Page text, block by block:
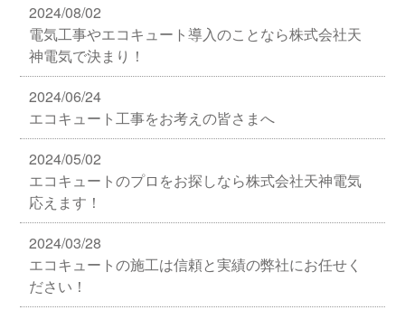
2024/08/02
電気工事やエコキュート導入のことなら株式会社天
神電気で決まり！
2024/06/24
エコキュート工事をお考えの皆さまへ
2024/05/02
エコキュートのプロをお探しなら株式会社天神電気
応えます！
2024/03/28
エコキュートの施工は信頼と実績の弊社にお任せく
ださい！